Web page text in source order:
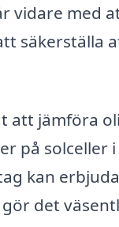
vidare med
säkerställa
att jämföra
på solceller
kan
det